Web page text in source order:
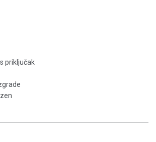
priključak